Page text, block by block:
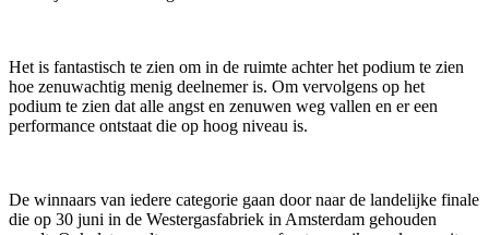
Het is fantastisch te zien om in de ruimte achter het podium te zien
hoe zenuwachtig menig deelnemer is. Om vervolgens op het
podium te zien dat alle angst en zenuwen weg vallen en er een
performance ontstaat die op hoog niveau is.
De winnaars van iedere categorie gaan door naar de landelijke finale
die op 30 juni in de Westergasfabriek in Amsterdam gehouden